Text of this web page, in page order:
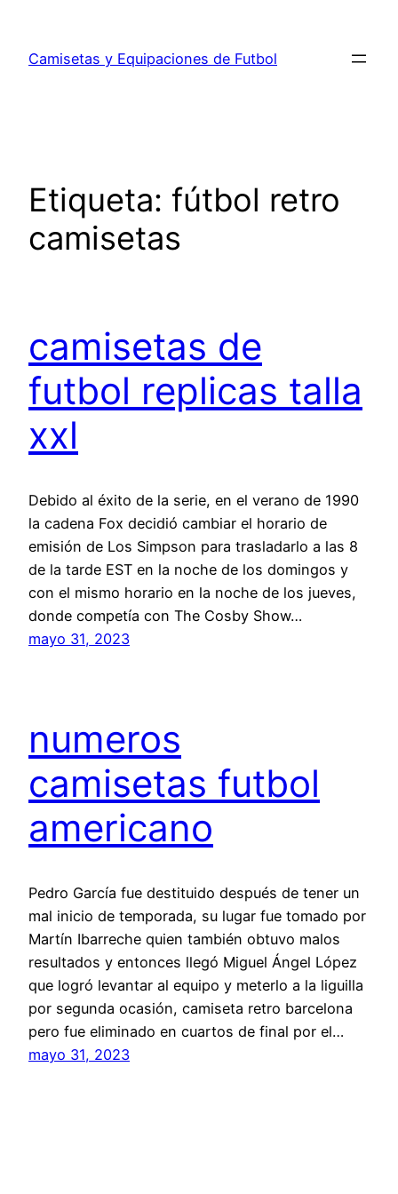
contenido
Camisetas y Equipaciones de Futbol
Etiqueta: fútbol retro
camisetas
camisetas de
futbol replicas talla
xxl
Debido al éxito de la serie, en el verano de 1990
la cadena Fox decidió cambiar el horario de
emisión de Los Simpson para trasladarlo a las 8
de la tarde EST en la noche de los domingos y
con el mismo horario en la noche de los jueves,
donde competía con The Cosby Show…
mayo 31, 2023
numeros
camisetas futbol
americano
Pedro García fue destituido después de tener un
mal inicio de temporada, su lugar fue tomado por
Martín Ibarreche quien también obtuvo malos
resultados y entonces llegó Miguel Ángel López
que logró levantar al equipo y meterlo a la liguilla
por segunda ocasión, camiseta retro barcelona
pero fue eliminado en cuartos de final por el…
mayo 31, 2023